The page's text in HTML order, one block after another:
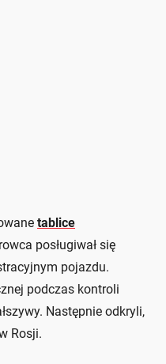
tablice
posługiwał się
pojazdu.
podczas kontroli
Następnie odkryli,
Rosji.